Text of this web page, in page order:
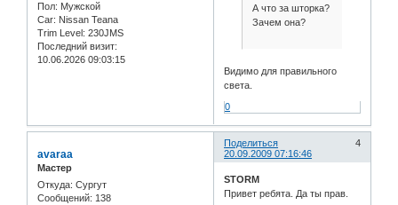
Пол: Мужской
Car: Nissan Teana
Trim Level: 230JMS
Последний визит:
10.06.2026 09:03:15
А что за шторка?
Зачем она?
Видимо для правильного
света.
0
Поделиться
4
20.09.2009 07:16:46
avaraa
Мастер
Откуда: Сургут
Сообщений: 138
STORM
Привет ребята. Да ты прав.